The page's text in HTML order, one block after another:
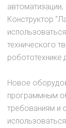
Конструктор
технического
робототехнике
Новое
программным
требованиям и